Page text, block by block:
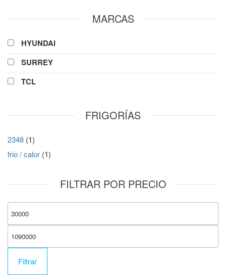
MARCAS
HYUNDAI
SURREY
TCL
FRIGORÍAS
2348 (1)
frio / calor (1)
FILTRAR POR PRECIO
Filtrar